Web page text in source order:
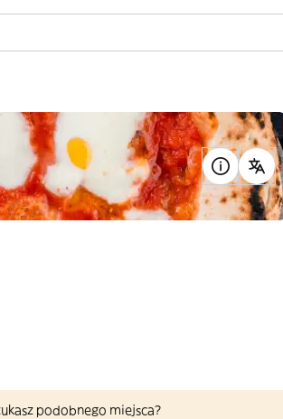
podobnego miejsca?